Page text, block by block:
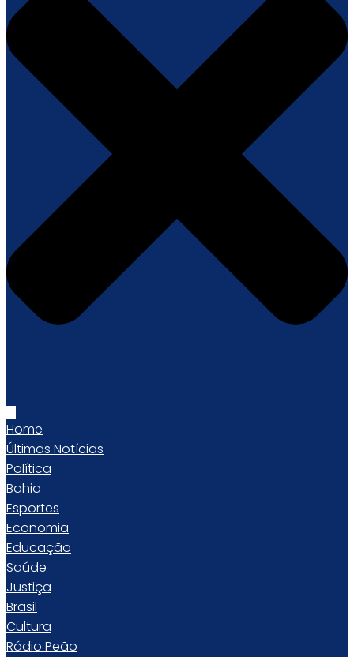
Home
Últimas Notícias
Política
Bahia
Esportes
Economia
Educação
Saúde
Justiça
Brasil
Cultura
Rádio Peão